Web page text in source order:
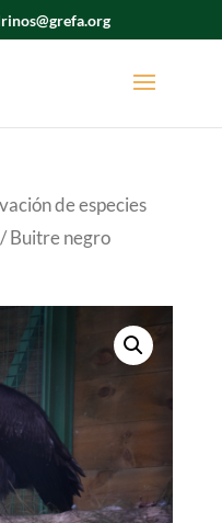
de especies
Buitre negro